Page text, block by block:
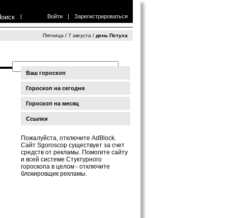
| Войти | Зарегистрироваться
Пятница / 7 августа / день Петуха
Ваш гороскоп
Гороскоп на сегодня
Гороскоп на месяц
Ссылки
Пожалуйста, отключите AdBlock.
Сайт Sgoroscop существует за счет
средств от рекламы. Помогите сайту
и всей системе Стуктурного
гороскопа в целом - отключите
блокировщик рекламы.